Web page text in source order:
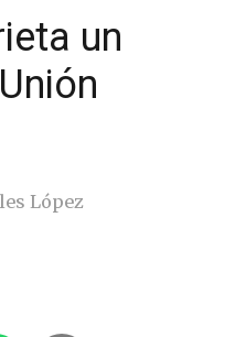
un
López